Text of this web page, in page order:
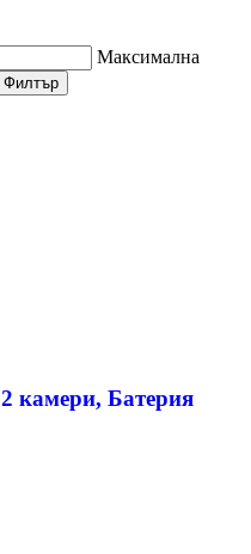
Максимална
Филтър
камери, Батерия